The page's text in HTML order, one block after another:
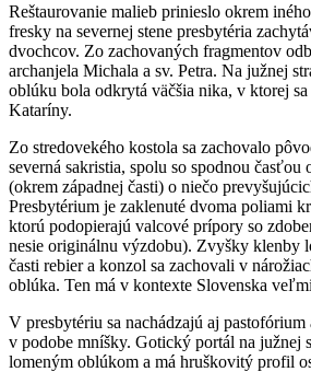
Reštaurovanie malieb prinieslo okrem
fresky na severnej stene presbytéria
dvochcov. Zo zachovaných fragmentov
archanjela Michala a sv. Petra. Na južnej
oblúku bola odkrytá väčšia nika, v ktorej sa
Kataríny.
Zo stredovekého kostola sa zachovalo
severná sakristia, spolu so spodnou
(okrem západnej časti) o niečo
Presbytérium je zaklenuté dvoma poliami
ktorú podopierajú valcové prípory so
nesie originálnu výzdobu). Zvyšky klenby
časti rebier a konzol sa zachovali v
oblúka. Ten má v kontexte Slovenska
V presbytériu sa nachádzajú aj
v podobe mníšky. Gotický portál na južnej
lomeným oblúkom a má hruškovitý profil